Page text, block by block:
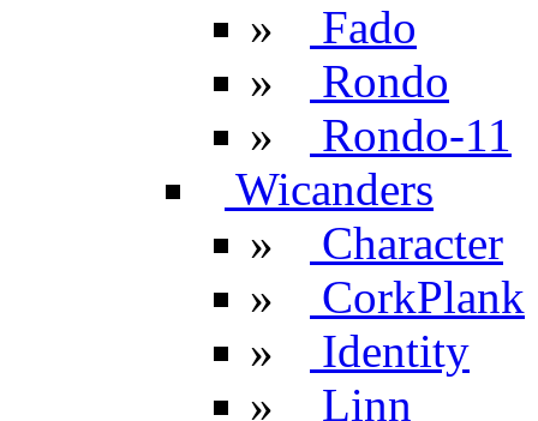
»
Fado
»
Rondo
»
Rondo-11
Wicanders
»
Character
»
CorkPlank
»
Identity
»
Linn